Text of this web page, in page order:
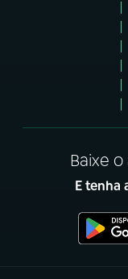
Baixe
E tenha